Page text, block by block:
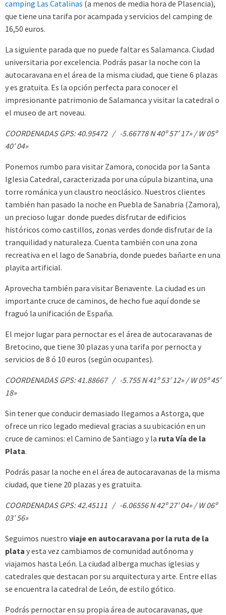
camping Las Catalinas (a menos de media hora de Plasencia),
que tiene una tarifa por acampada y servicios del camping de
16,50 euros.
La siguiente parada que no puede faltar es Salamanca. Ciudad
universitaria por excelencia. Podrás pasar la noche con la
autocaravana en el área de la misma ciudad, que tiene 6 plazas
y es gratuita. Es la opción perfecta para conocer el
impresionante patrimonio de Salamanca y visitar la catedral o
el museo de art noveau.
COORDENADAS GPS: 40.95472 / -5.66778 N 40º 57′ 17» / W 05º
40′ 04»
Ponemos rumbo para visitar Zamora, conocida por la Santa
Iglesia Catedral, caracterizada por una cúpula bizantina, una
torre románica y un claustro neoclásico. Nuestros clientes
también han pasado la noche en Puebla de Sanabria (Zamora),
un precioso lugar donde puedes disfrutar de edificios
históricos como castillos, zonas verdes donde disfrutar de la
tranquilidad y naturaleza. Cuenta también con una zona
recreativa en el lago de Sanabria, donde puedes bañarte en una
playita artificial.
Aprovecha también para visitar Benavente. La ciudad es un
importante cruce de caminos, de hecho fue aquí donde se
fraguó la unificación de España.
El mejor lugar para pernoctar es el área de autocaravanas de
Bretocino, que tiene 30 plazas y una tarifa por pernocta y
servicios de 8 ó 10 euros (según ocupantes).
COORDENADAS GPS: 41.88667 / -5.755 N 41º 53′ 12» / W 05º 45′
18»
Sin tener que conducir demasiado llegamos a Astorga, que
ofrece un rico legado medieval gracias a su ubicación en un
cruce de caminos: el Camino de Santiago y la ruta Vía de la
Plata.
Podrás pasar la noche en el área de autocaravanas de la misma
ciudad, que tiene 20 plazas y es gratuita.
COORDENADAS GPS: 42.45111 / -6.06556 N 42º 27′ 04» / W 06º
03′ 56»
Seguimos nuestro viaje en autocaravana por la ruta de la
plata y esta vez cambiamos de comunidad autónoma y
viajamos hasta León. La ciudad alberga muchas iglesias y
catedrales que destacan por su arquitectura y arte. Entre ellas
se encuentra la catedral de León, de estilo gótico.
Podrás pernoctar en su propia área de autocaravanas, que